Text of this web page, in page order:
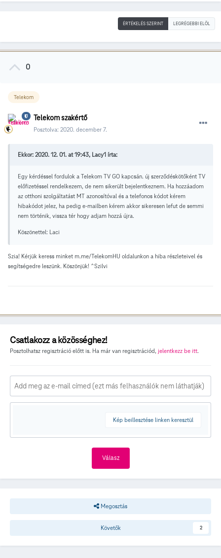
ÉRTÉKELÉS SZERINT LEGRÉGEBBI ELÖL
0
Telekom
Telekom szakértő
Posztolva: 2020. december 7.
Ekkor: 2020. 12. 01. at 19:43, Lacy1 írta:
Egy kérdéssel fordulok a Telekom TV GO kapcsán. új szerződéskötőként TV
előfizetéssel rendelkezem, de nem sikerült bejelentkeznem. Ha hozzáadom
az otthoni szolgáltatást MT azonosítóval és a telefonos kódot kérem
hibakódot jelez, ha pedig e-mailben kérem akkor sikeresen lefut de semmi
nem történik, vissza tér hogy adjam hozzá újra.
Köszönettel: Laci
Szia! Kérjük keress minket m.me/TelekomHU oldalunkon a hiba részleteivel és
segítségedre leszünk. Köszönjük! ^Szilvi
Csatlakozz a közösséghez!
Posztolhatsz regisztráció előtt is. Ha már van regisztrációd, jelentkezz be itt.
Kép beillesztése linken keresztül
Válasz
Megosztás
Követők 2